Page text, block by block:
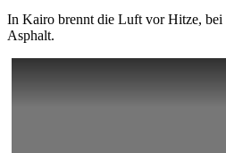
In Kairo brennt die Luft vor Hitze, bei
Asphalt.